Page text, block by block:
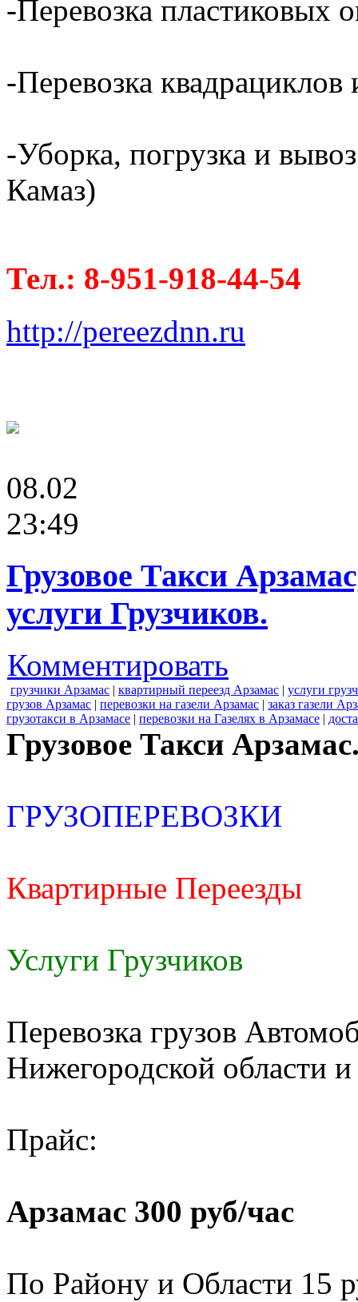
-Перевозка пластиковых
-Перевозка квадрациклов
-Уборка, погрузка и
Камаз)
Тел.: 8-951-918-44-54
http://pereezdnn.ru
08.02
23:49
Грузовое Такси
услуги Грузчиков.
Комментировать
грузчики Арзамас | квартирный переезд Арзамас | услуги
грузов Арзамас | перевозки на газели Арзамас | заказ газели
грузотакси в Арзамасе | перевозки на Газелях в Арзамасе |
Грузовое Такси
ГРУЗОПЕРЕВОЗКИ
Квартирные Переезды
Услуги Грузчиков
Перевозка грузов
Нижегородской области
Прайс:
Арзамас 300 руб/час
По Району и Области 15